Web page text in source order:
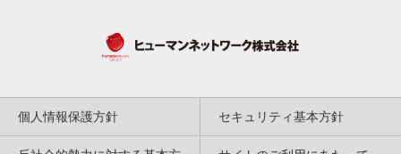
個人情報保護方針 セキュリティ基本方針